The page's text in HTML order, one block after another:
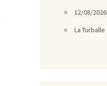
12/08/2026
La Turballe